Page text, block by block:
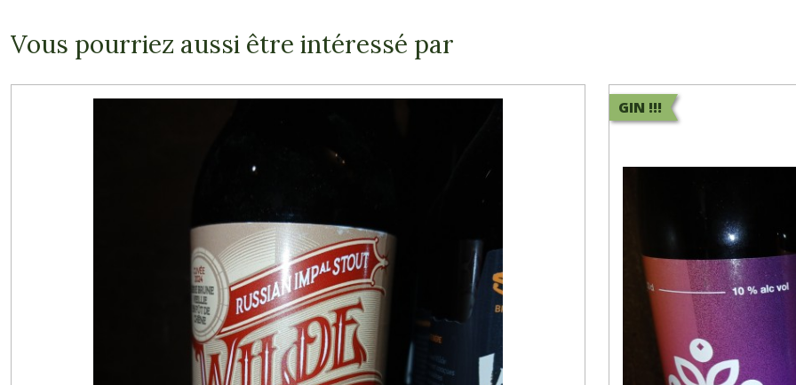
Vous pourriez aussi être intéressé par
GIN !!!